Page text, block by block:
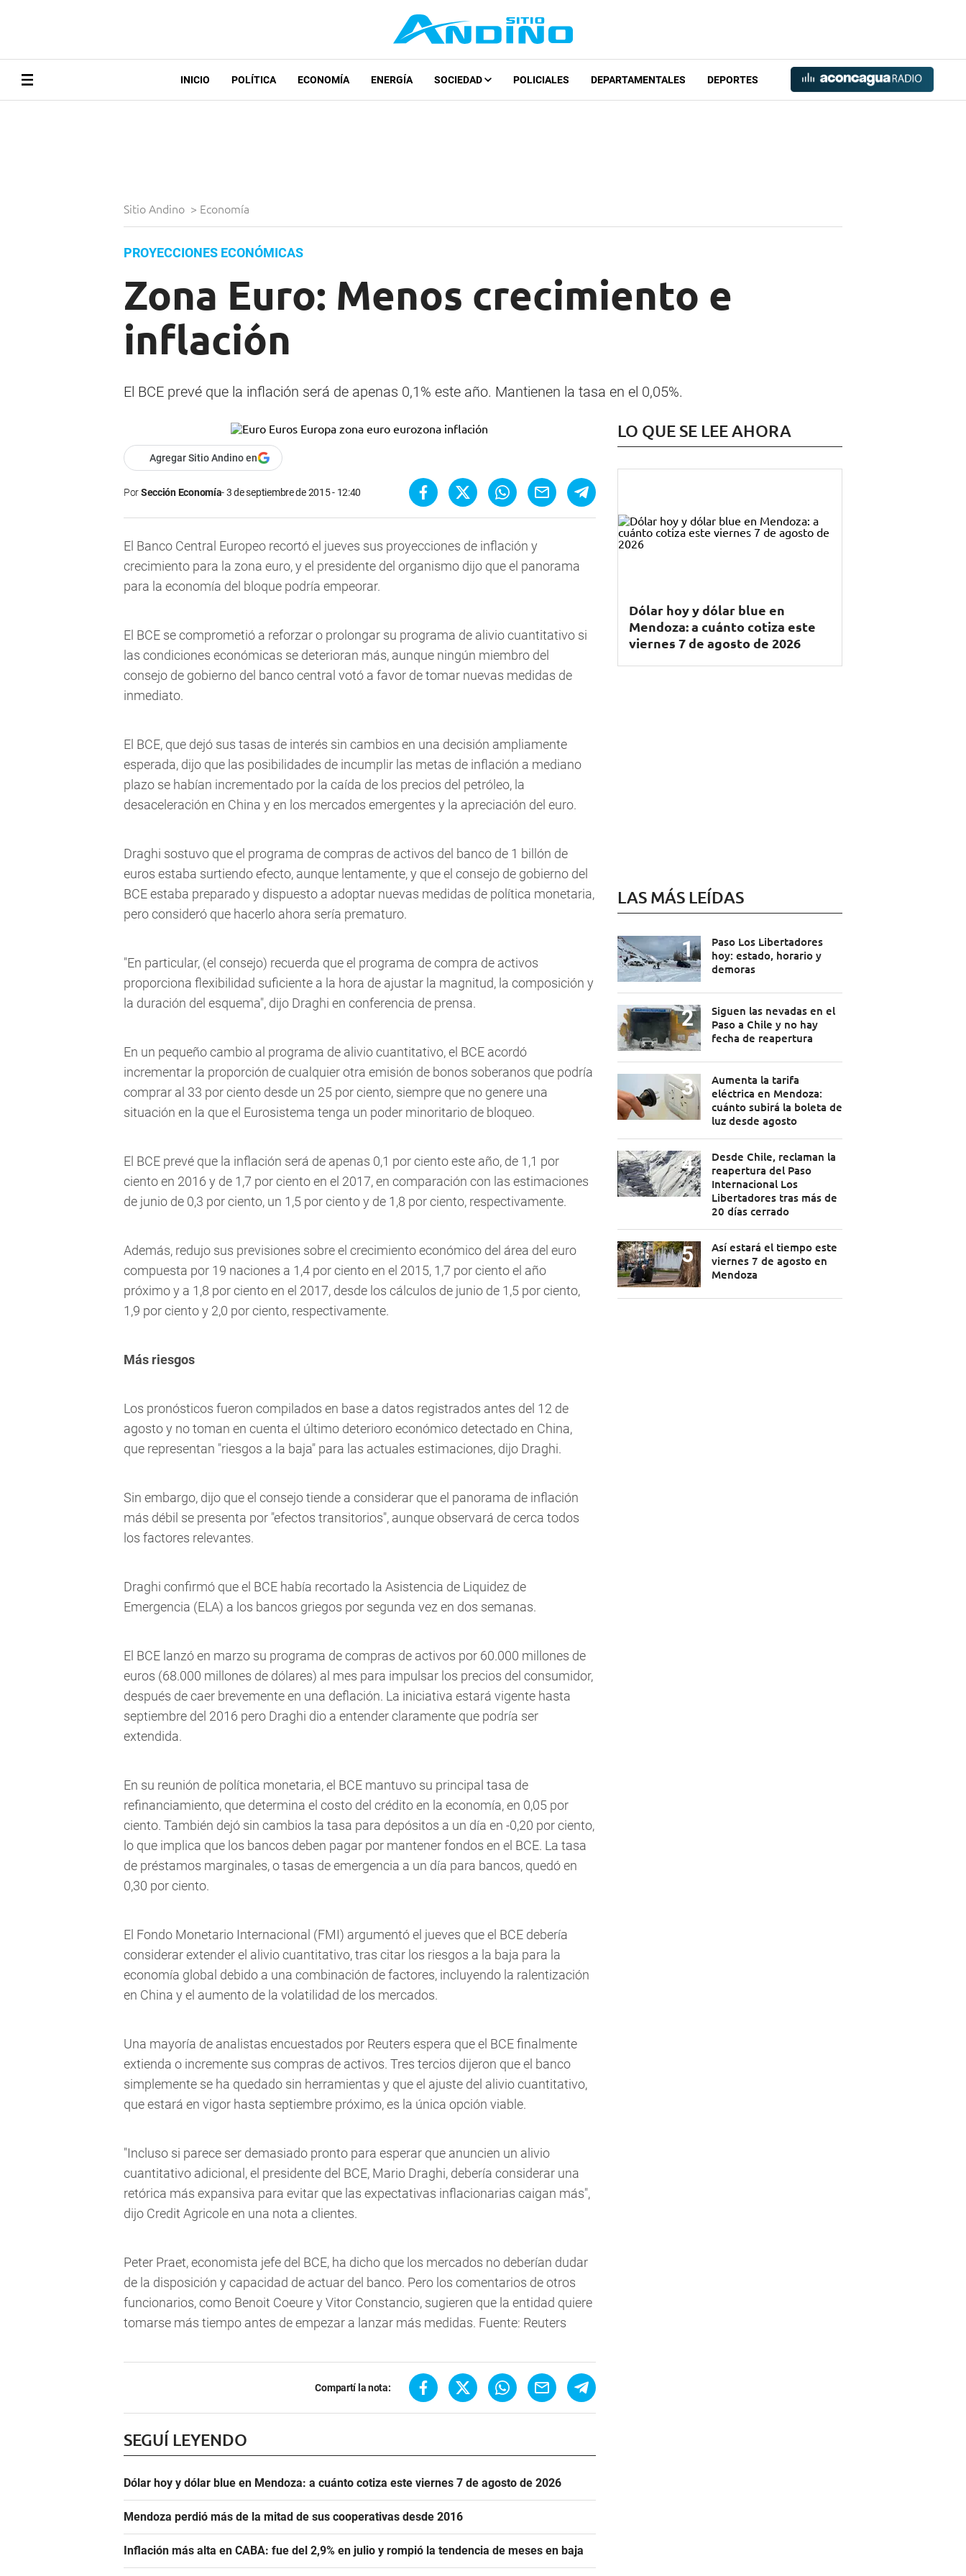
INICIO POLÍTICA ECONOMÍA ENERGÍA SOCIEDAD POLICIALES DEPARTAMENTALES DEPORTES
Sitio Andino > Economía
PROYECCIONES ECONÓMICAS
Zona Euro: Menos crecimiento e
inflación
El BCE prevé que la inflación será de apenas 0,1% este año. Mantienen la tasa en el 0,05%.
Agregar Sitio Andino en
PorSección Economía 3 de septiembre de 2015 - 12:40
El Banco Central Europeo recortó el jueves sus proyecciones de inflación y
crecimiento para la zona euro, y el presidente del organismo dijo que el panorama
para la economía del bloque podría empeorar.
El BCE se comprometió a reforzar o prolongar su programa de alivio cuantitativo si
las condiciones económicas se deterioran más, aunque ningún miembro del
consejo de gobierno del banco central votó a favor de tomar nuevas medidas de
inmediato.
El BCE, que dejó sus tasas de interés sin cambios en una decisión ampliamente
esperada, dijo que las posibilidades de incumplir las metas de inflación a mediano
plazo se habían incrementado por la caída de los precios del petróleo, la
desaceleración en China y en los mercados emergentes y la apreciación del euro.
Draghi sostuvo que el programa de compras de activos del banco de 1 billón de
euros estaba surtiendo efecto, aunque lentamente, y que el consejo de gobierno del
BCE estaba preparado y dispuesto a adoptar nuevas medidas de política monetaria,
pero consideró que hacerlo ahora sería prematuro.
"En particular, (el consejo) recuerda que el programa de compra de activos
proporciona flexibilidad suficiente a la hora de ajustar la magnitud, la composición y
la duración del esquema", dijo Draghi en conferencia de prensa.
En un pequeño cambio al programa de alivio cuantitativo, el BCE acordó
incrementar la proporción de cualquier otra emisión de bonos soberanos que podría
comprar al 33 por ciento desde un 25 por ciento, siempre que no genere una
situación en la que el Eurosistema tenga un poder minoritario de bloqueo.
El BCE prevé que la inflación será de apenas 0,1 por ciento este año, de 1,1 por
ciento en 2016 y de 1,7 por ciento en el 2017, en comparación con las estimaciones
de junio de 0,3 por ciento, un 1,5 por ciento y de 1,8 por ciento, respectivamente.
Además, redujo sus previsiones sobre el crecimiento económico del área del euro
compuesta por 19 naciones a 1,4 por ciento en el 2015, 1,7 por ciento el año
próximo y a 1,8 por ciento en el 2017, desde los cálculos de junio de 1,5 por ciento,
1,9 por ciento y 2,0 por ciento, respectivamente.
Más riesgos
Los pronósticos fueron compilados en base a datos registrados antes del 12 de
agosto y no toman en cuenta el último deterioro económico detectado en China,
que representan "riesgos a la baja" para las actuales estimaciones, dijo Draghi.
Sin embargo, dijo que el consejo tiende a considerar que el panorama de inflación
más débil se presenta por "efectos transitorios", aunque observará de cerca todos
los factores relevantes.
Draghi confirmó que el BCE había recortado la Asistencia de Liquidez de
Emergencia (ELA) a los bancos griegos por segunda vez en dos semanas.
El BCE lanzó en marzo su programa de compras de activos por 60.000 millones de
euros (68.000 millones de dólares) al mes para impulsar los precios del consumidor,
después de caer brevemente en una deflación. La iniciativa estará vigente hasta
septiembre del 2016 pero Draghi dio a entender claramente que podría ser
extendida.
En su reunión de política monetaria, el BCE mantuvo su principal tasa de
refinanciamiento, que determina el costo del crédito en la economía, en 0,05 por
ciento. También dejó sin cambios la tasa para depósitos a un día en -0,20 por ciento,
lo que implica que los bancos deben pagar por mantener fondos en el BCE. La tasa
de préstamos marginales, o tasas de emergencia a un día para bancos, quedó en
0,30 por ciento.
El Fondo Monetario Internacional (FMI) argumentó el jueves que el BCE debería
considerar extender el alivio cuantitativo, tras citar los riesgos a la baja para la
economía global debido a una combinación de factores, incluyendo la ralentización
en China y el aumento de la volatilidad de los mercados.
Una mayoría de analistas encuestados por Reuters espera que el BCE finalmente
extienda o incremente sus compras de activos. Tres tercios dijeron que el banco
simplemente se ha quedado sin herramientas y que el ajuste del alivio cuantitativo,
que estará en vigor hasta septiembre próximo, es la única opción viable.
"Incluso si parece ser demasiado pronto para esperar que anuncien un alivio
cuantitativo adicional, el presidente del BCE, Mario Draghi, debería considerar una
retórica más expansiva para evitar que las expectativas inflacionarias caigan más",
dijo Credit Agricole en una nota a clientes.
Peter Praet, economista jefe del BCE, ha dicho que los mercados no deberían dudar
de la disposición y capacidad de actuar del banco. Pero los comentarios de otros
funcionarios, como Benoit Coeure y Vitor Constancio, sugieren que la entidad quiere
tomarse más tiempo antes de empezar a lanzar más medidas. Fuente: Reuters
Compartí la nota:
SEGUÍ LEYENDO
Dólar hoy y dólar blue en Mendoza: a cuánto cotiza este viernes 7 de agosto de 2026
Mendoza perdió más de la mitad de sus cooperativas desde 2016
Inflación más alta en CABA: fue del 2,9% en julio y rompió la tendencia de meses en baja
LO QUE SE LEE AHORA
Dólar hoy y dólar blue en
Mendoza: a cuánto cotiza este
viernes 7 de agosto de 2026
LAS MÁS LEÍDAS
Paso Los Libertadores
hoy: estado, horario y
demoras
Siguen las nevadas en el
Paso a Chile y no hay
fecha de reapertura
Aumenta la tarifa
eléctrica en Mendoza:
cuánto subirá la boleta de
luz desde agosto
Desde Chile, reclaman la
reapertura del Paso
Internacional Los
Libertadores tras más de
20 días cerrado
Así estará el tiempo este
viernes 7 de agosto en
Mendoza